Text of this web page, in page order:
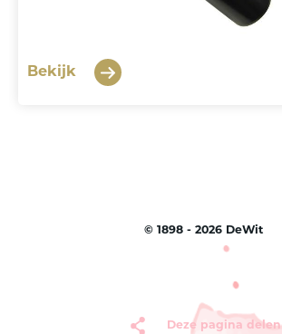
Bekijk
© 1898 - 2026 DeWit
Deze pagina delen